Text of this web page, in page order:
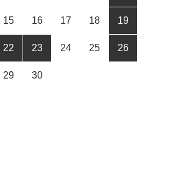
15 16 17 18 19
22 23 24 25 26
29 30